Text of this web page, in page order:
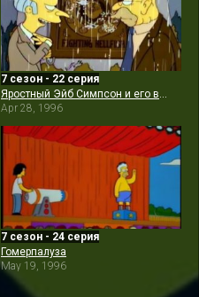
7 сезон - 22 серия
Яростный Эйб Симпсон и его ворчливый внук в «Проклятии летучих адских рыб»
Apr 28, 1996
7 сезон - 24 серия
Гомерпалуза
May 19, 1996